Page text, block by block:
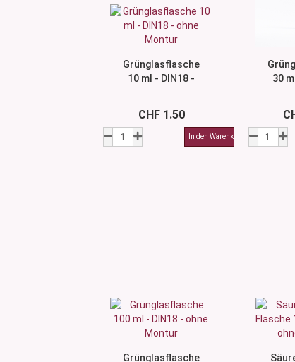
Grünglasflasche
10 ml - DIN18 -
CHF 1.50
30
Grünglasflasche